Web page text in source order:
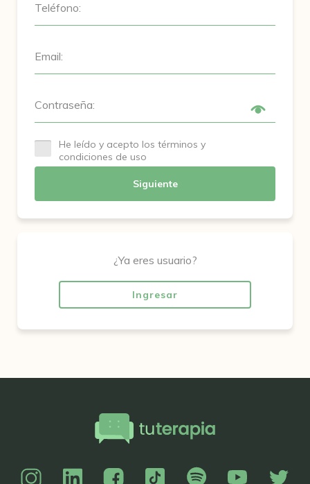
Teléfono:
Email:
Contraseña:
He leído y acepto los términos y
condiciones de uso
Siguiente
¿Ya eres usuario?
Ingresar